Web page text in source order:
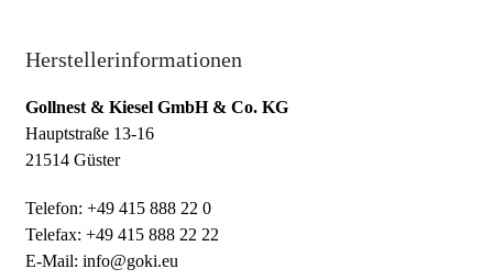
Herstellerinformationen
Gollnest & Kiesel GmbH & Co. KG
Hauptstraße 13-16
21514 Güster
Telefon: +49 415 888 22 0
Telefax: +49 415 888 22 22
E-Mail: info@goki.eu